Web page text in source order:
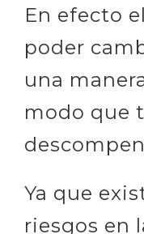
En efecto
poder
una
modo que
Ya que
riesgos en